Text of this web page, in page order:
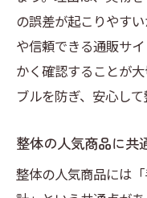
骨盤ケア人
介
整体のカチカチ
整体カチカ
パチン器具
の誤差が起こりやす
や信頼できる通販サ
かく確認することが
ブルを防ぎ、安心して
整体の人気商品に共
整体の人気商品には